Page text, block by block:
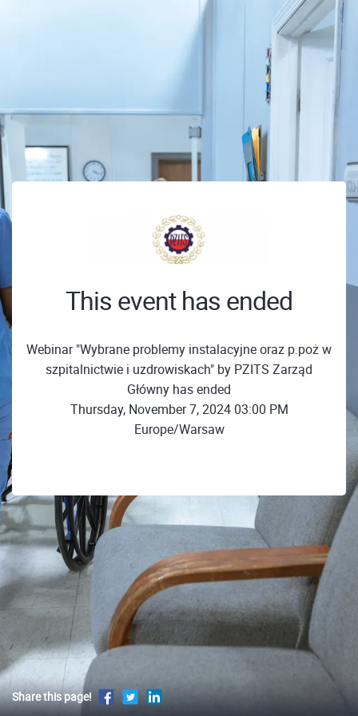
This event has ended
Webinar "Wybrane problemy instalacyjne oraz p.poż w
szpitalnictwie i uzdrowiskach" by PZITS Zarząd
Główny has ended
Thursday, November 7, 2024 03:00 PM
Europe/Warsaw
Share this page!